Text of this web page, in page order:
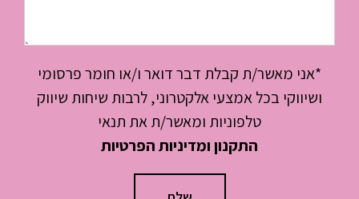
*אני מאשר/ת קבלת דבר דואר ו/או חומר פרסומי
ושיווקי בכל אמצעי אלקטרוני, לרבות שיחות שיווק
טלפוניות ומאשר/ת את תנאי
התקנון ומדיניות הפרטיות